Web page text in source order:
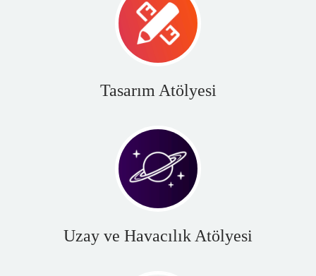
Tasarım Atölyesi
Uzay ve Havacılık Atölyesi